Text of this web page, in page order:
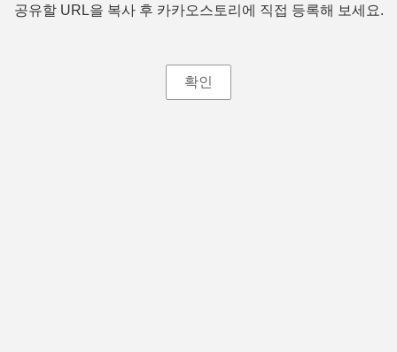
공유할 URL을 복사 후 카카오스토리에 직접 등록해 보세요.
확인